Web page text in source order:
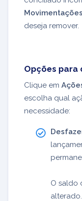
Movimentações
deseja remover.
Opções para
Clique em
escolha qual
necessidade:
O saldo
alterado.